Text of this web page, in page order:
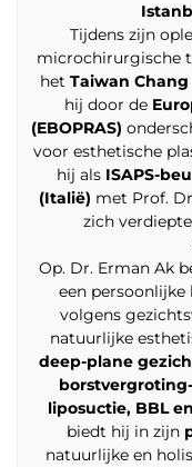
Tijdens zijn
microchirurgische
het Taiwan
hij door de
(EBOPRAS)
voor esthetische
hij als ISAPS-
(Italië) met Prof.
zich
Op. Dr. Erman Ak
een
volgens
natuurlijke
deep-plane
liposuctie, BBL
biedt hij in zijn
natuurlijke en